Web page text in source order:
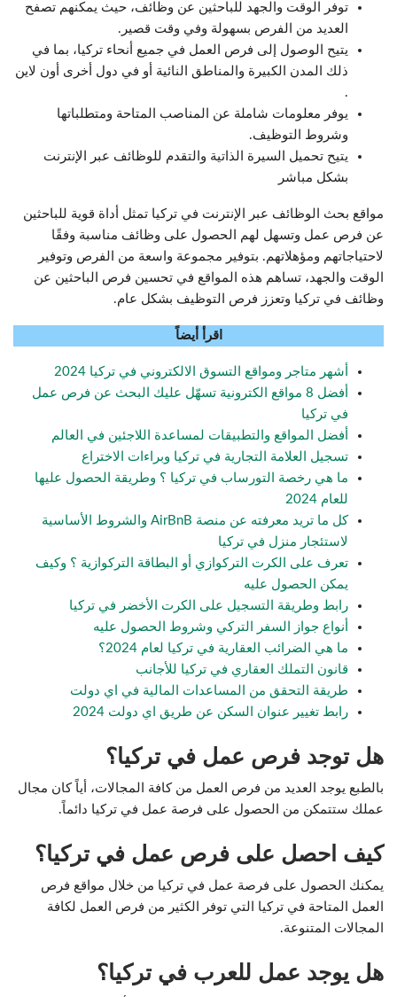
توفر الوقت والجهد للباحثين عن وظائف، حيث يمكنهم تصفح
العديد من الفرص بسهولة وفي وقت قصير.
يتيح الوصول إلى فرص العمل في جميع أنحاء تركيا، بما في
ذلك المدن الكبيرة والمناطق النائية أو في دول أخرى أون لاين
.
يوفر معلومات شاملة عن المناصب المتاحة ومتطلباتها
وشروط التوظيف.
يتيح تحميل السيرة الذاتية والتقدم للوظائف عبر الإنترنت
بشكل مباشر
مواقع بحث الوظائف عبر الإنترنت في تركيا تمثل أداة قوية للباحثين
عن فرص عمل وتسهل لهم الحصول على وظائف مناسبة وفقًا
لاحتياجاتهم ومؤهلاتهم. بتوفير مجموعة واسعة من الفرص وتوفير
الوقت والجهد، تساهم هذه المواقع في تحسين فرص الباحثين عن
وظائف في تركيا وتعزز فرص التوظيف بشكل عام.
اقرأ أيضاً
أشهر متاجر ومواقع التسوق الالكتروني في تركيا 2024
أفضل 8 مواقع الكترونية تسهّل عليك البحث عن فرص عمل
في تركيا
أفضل المواقع والتطبيقات لمساعدة اللاجئين في العالم
تسجيل العلامة التجارية في تركيا وبراءات الاختراع
ما هي رخصة التورساب في تركيا ؟ وطريقة الحصول عليها
للعام 2024
كل ما تريد معرفته عن منصة AirBnB والشروط الأساسية
لاستئجار منزل في تركيا
تعرف على الكرت التركوازي أو البطاقة التركوازية ؟ وكيف
يمكن الحصول عليه
رابط وطريقة التسجيل على الكرت الأخضر في تركيا
أنواع جواز السفر التركي وشروط الحصول عليه
ما هي الضرائب العقارية في تركيا لعام 2024؟
قانون التملك العقاري في تركيا للأجانب
طريقة التحقق من المساعدات المالية في اي دولت
رابط تغيير عنوان السكن عن طريق اي دولت 2024
هل توجد فرص عمل في تركيا؟
بالطبع يوجد العديد من فرص العمل من كافة المجالات، أياً كان مجال
عملك ستتمكن من الحصول على فرصة عمل في تركيا دائماً.
كيف احصل على فرص عمل في تركيا؟
يمكنك الحصول على فرصة عمل في تركيا من خلال مواقع فرص
العمل المتاحة في تركيا التي توفر الكثير من فرص العمل لكافة
المجالات المتنوعة.
هل يوجد عمل للعرب في تركيا؟